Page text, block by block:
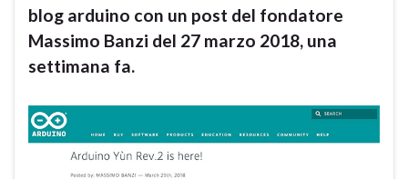
blog arduino con un post del fondatore
Massimo Banzi del 27 marzo 2018, una
settimana fa.